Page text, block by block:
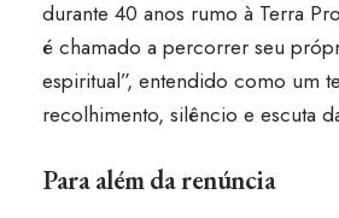
durante 40 anos rumo à Terra
é chamado a percorrer seu
espiritual”, entendido como um
recolhimento, silêncio e escuta
Para além da renúncia